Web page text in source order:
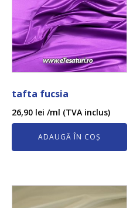
tafta fucsia
26,90 lei /ml (TVA inclus)
ADAUGĂ ÎN COȘ